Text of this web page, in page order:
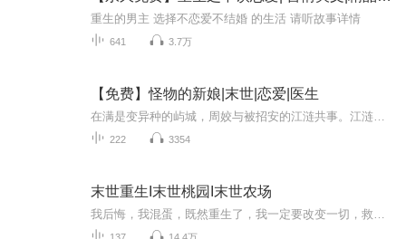
重生的男主 选择不恋爱不结婚 的生活 请听故事详情
641 3.7万
【免费】怪物的新娘|末世|恋爱|医生
222 3354
末世重生I末世桃园I末世农场